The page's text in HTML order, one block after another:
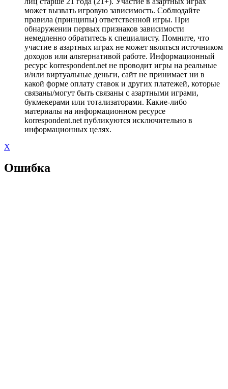
может вызвать игровую зависимость. Соблюдайте
правила (принципы) ответственной игры. При
обнаружении первых признаков зависимости
немедленно обратитесь к специалисту. Помните, что
участие в азартных играх не может являться источником
доходов или альтернативой работе. Информационный
ресурс korrespondent.net не проводит игры на реальные
и/или виртуальные деньги, сайт не принимает ни в
какой форме оплату ставок и других платежей, которые
связаны/могут быть связаны с азартными играми,
букмекерами или тотализаторами. Какие-либо
материалы на информационном ресурсе
korrespondent.net публикуются исключительно в
информационных целях.
X
Ошибка